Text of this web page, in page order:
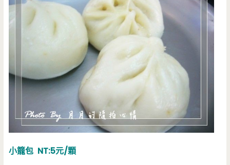
小籠包 NT:5元/顆